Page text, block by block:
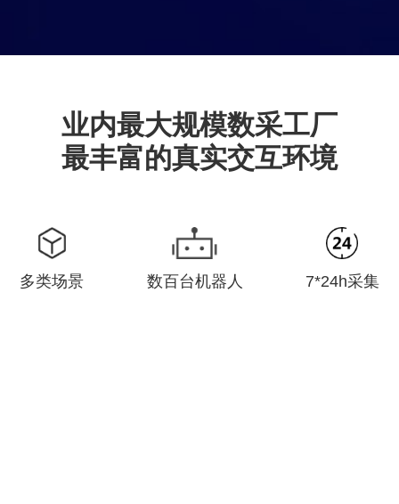
业内最大规模数采工厂
最丰富的真实交互环境
多类场景 数百台机器人 7*24h采集